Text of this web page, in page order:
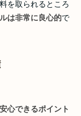
を取られるところ
は非常に良心的で
心できるポイント